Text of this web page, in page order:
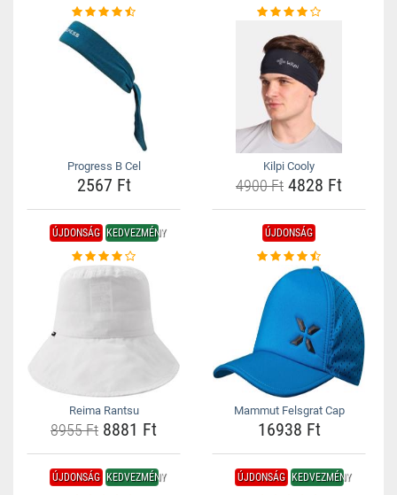
Progress B Cel
2567 Ft
Kilpi Cooly
4900 Ft 4828 Ft
ÚJDONSÁG KEDVEZMÉNY
Reima Rantsu
8955 Ft 8881 Ft
ÚJDONSÁG
Mammut Felsgrat Cap
16938 Ft
ÚJDONSÁG KEDVEZMÉNY ÚJDONSÁG KEDVEZMÉNY